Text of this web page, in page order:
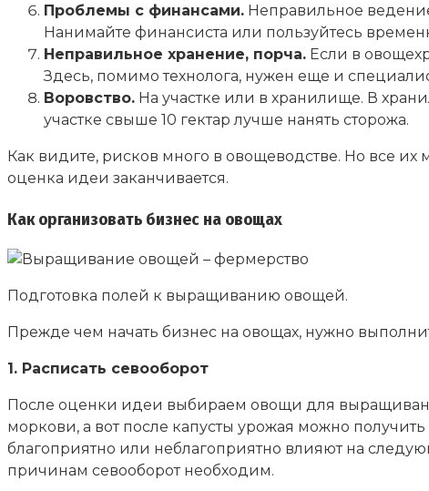
Проблемы с финансами. Неправильное
Нанимайте финансиста или пользуйтесь
Неправильное хранение, порча. Если в
Здесь, помимо технолога, нужен еще и
Воровство. На участке или в хранилище. В
участке свыше 10 гектар лучше нанять сторожа.
Как видите, рисков много в овощеводстве. Но все
оценка идеи заканчивается.
Как организовать бизнес на овощах
Подготовка полей к выращиванию овощей.
Прежде чем начать бизнес на овощах, нужно
1. Расписать севооборот
После оценки идеи выбираем овощи для
моркови, а вот после капусты урожая можно
благоприятно или неблагоприятно влияют на
причинам севооборот необходим.